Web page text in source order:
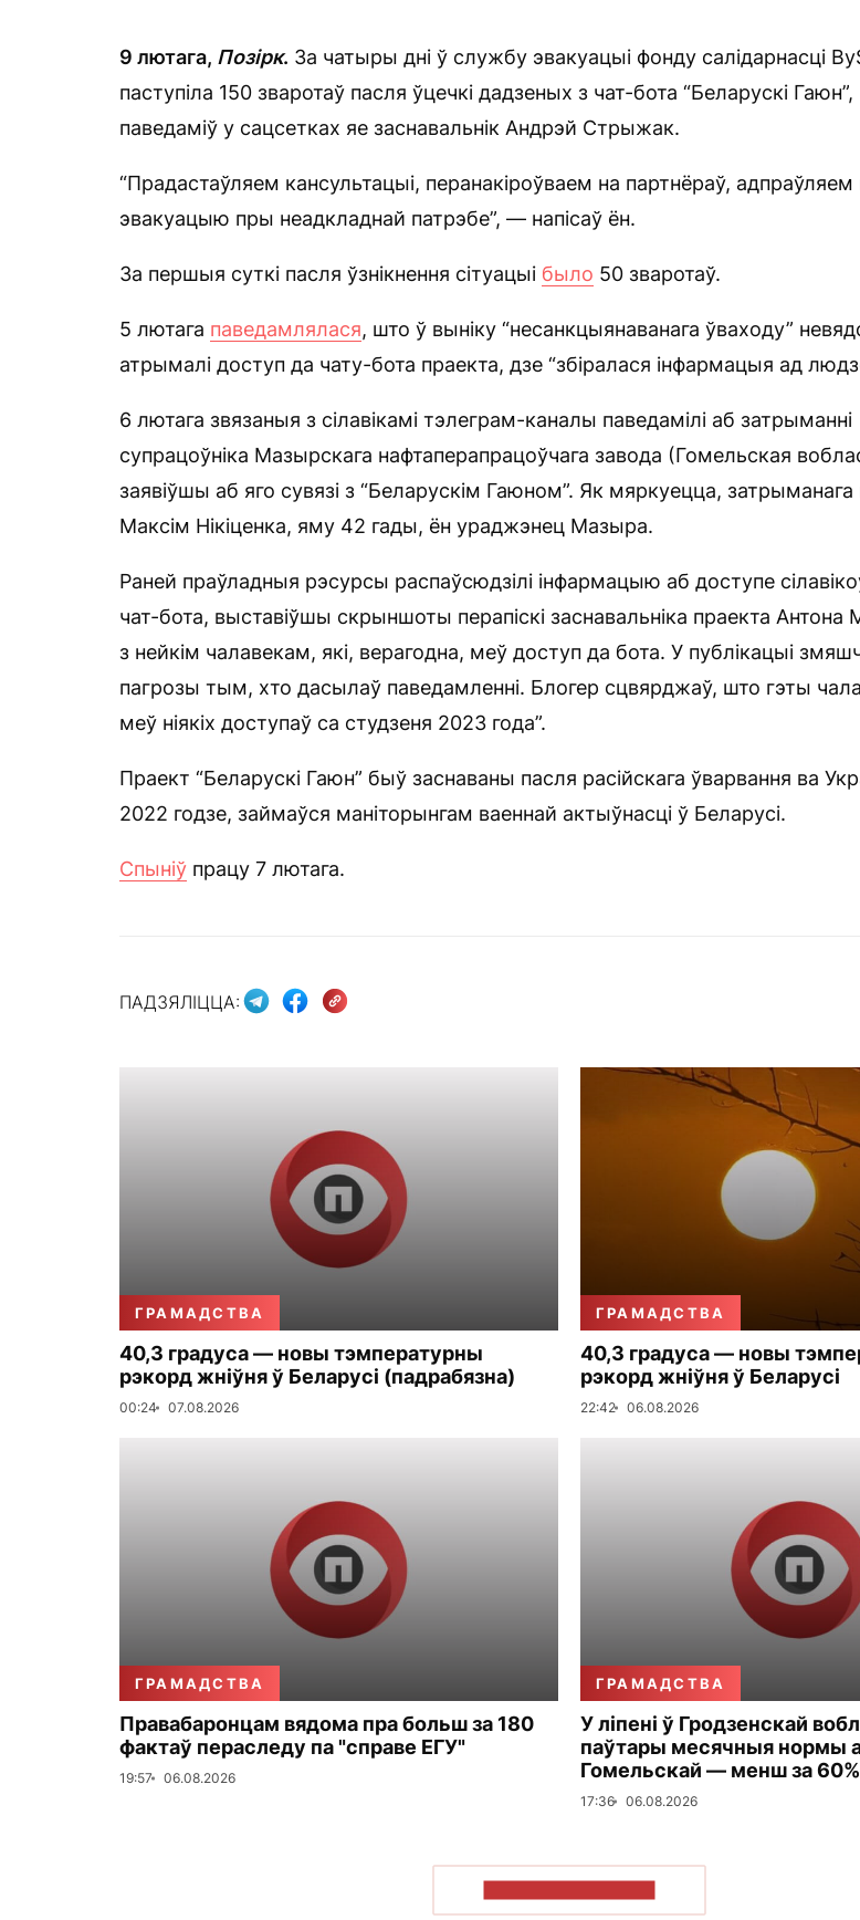
9 лютага, Позірк. За чатыры дні ў службу эвакуацыі фонду салідарнасці
паступіла 150 зваротаў пасля ўцечкі дадзеных з чат-бота “Беларускі Гаюн”,
паведаміў у сацсетках яе заснавальнік Андрэй Стрыжак.
“Прадастаўляем кансультацыі, перанакіроўваем на партнёраў, адпраўляем
эвакуацыю пры неадкладнай патрэбе”, — напісаў ён.
За першыя суткі пасля ўзнікнення сітуацыі было 50 зваротаў.
5 лютага паведамлялася, што ў выніку “несанкцыянаванага ўваходу”
атрымалі доступ да чату-бота праекта, дзе “збіралася інфармацыя ад
6 лютага звязаныя з сілавікамі тэлеграм-каналы паведамілі аб затрыманні
супрацоўніка Мазырскага нафтаперапрацоўчага завода (Гомельская
заявіўшы аб яго сувязі з “Беларускім Гаюном”. Як мяркуецца, затрыманага
Максім Нікіценка, яму 42 гады, ён ураджэнец Мазыра.
Раней праўладныя рэсурсы распаўсюдзілі інфармацыю аб доступе
чат-бота, выставіўшы скрыншоты перапіскі заснавальніка праекта Антона
з нейкім чалавекам, які, верагодна, меў доступ да бота. У публікацыі
пагрозы тым, хто дасылаў паведамленні. Блогер сцвярджаў, што гэты
меў ніякіх доступаў са студзеня 2023 года”.
Праект “Беларускі Гаюн” быў заснаваны пасля расійскага ўварвання ва
2022 годзе, займаўся маніторынгам ваеннай актыўнасці ў Беларусі.
Спыніў працу 7 лютага.
ПАДЗЯЛІЦЦА:
ГРАМАДСТВА
40,3 градуса — новы тэмпературны
рэкорд жніўня ў Беларусі (падрабязна)
00:24 07.08.2026
ГРАМАДСТВА
40,3 градуса — новы
рэкорд жніўня ў Беларусі
22:42 06.08.2026
ГРАМАДСТВА
Правабаронцам вядома пра больш за 180
фактаў пераследу па "справе ЕГУ"
19:57 06.08.2026
ГРАМАДСТВА
У ліпені ў Гродзенскай
паўтары месячныя нормы
Гомельскай — менш за 60%
17:36 06.08.2026